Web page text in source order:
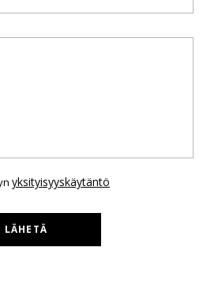
yksityisyyskäytäntö
LÄHETÄ